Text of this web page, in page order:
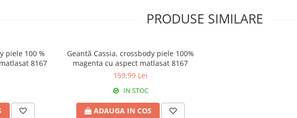
PRODUSE SIMILARE
piele 100 %
8167
Geantă Cassia, crossbody piele 100%
magenta cu aspect matlasat 8167
159,99 Lei
IN STOC
ADAUGA IN COS